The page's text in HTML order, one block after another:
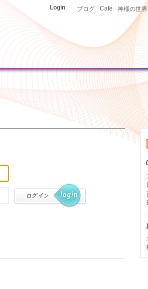
ブログ Cafe 神様の世界
Login |